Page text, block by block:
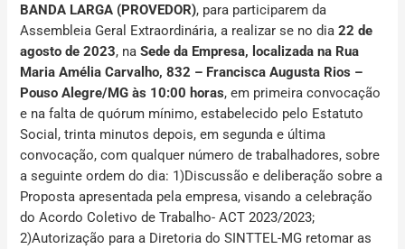
BANDA LARGA (PROVEDOR), para participarem da
Assembleia Geral Extraordinária, a realizar se no dia22 de
agosto de 2023, naSede da Empresa, localizada na Rua
Maria Amélia Carvalho, 832 – Francisca Augusta Rios –
Pouso Alegre/MG às 10:00 horas, em primeira convocação
e na falta de quórum mínimo, estabelecido pelo Estatuto
Social, trinta minutos depois, em segunda e última
convocação, com qualquer número de trabalhadores, sobre
a seguinte ordem do dia: 1)Discussão e deliberação sobre a
Proposta apresentada pela empresa, visando a celebração
do Acordo Coletivo de Trabalho- ACT 2023/2023;
2)Autorização para a Diretoria do SINTTEL-MG retomar as